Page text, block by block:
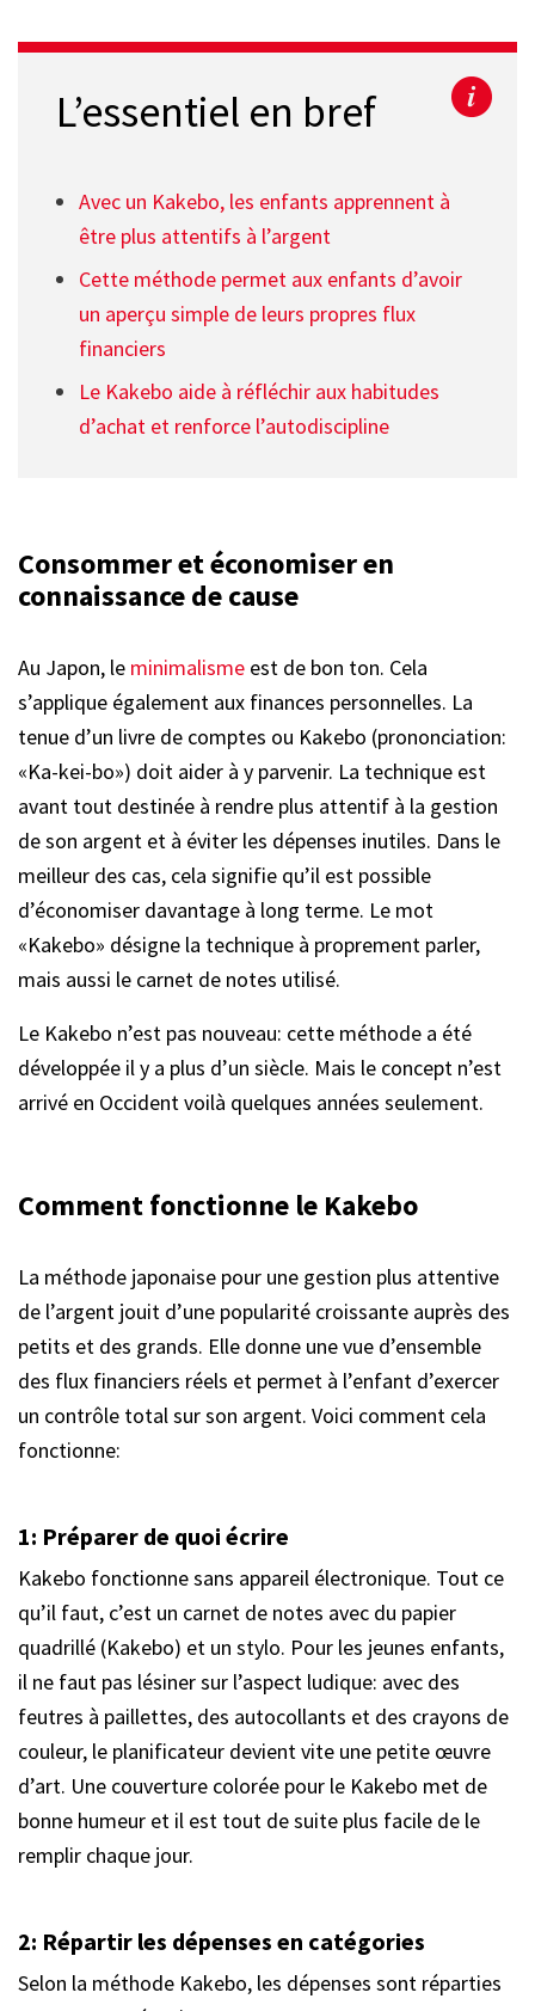
L’essentiel en bref
Avec un Kakebo, les enfants apprennent à
être plus attentifs à l’argent
Cette méthode permet aux enfants d’avoir
un aperçu simple de leurs propres flux
financiers
Le Kakebo aide à réfléchir aux habitudes
d’achat et renforce l’autodiscipline
Consommer et économiser en
connaissance de cause
Au Japon, le minimalisme est de bon ton. Cela
s’applique également aux finances personnelles. La
tenue d’un livre de comptes ou Kakebo (prononciation:
«Ka-kei-bo») doit aider à y parvenir. La technique est
avant tout destinée à rendre plus attentif à la gestion
de son argent et à éviter les dépenses inutiles. Dans le
meilleur des cas, cela signifie qu’il est possible
d’économiser davantage à long terme. Le mot
«Kakebo» désigne la technique à proprement parler,
mais aussi le carnet de notes utilisé.
Le Kakebo n’est pas nouveau: cette méthode a été
développée il y a plus d’un siècle. Mais le concept n’est
arrivé en Occident voilà quelques années seulement.
Comment fonctionne le Kakebo
La méthode japonaise pour une gestion plus attentive
de l’argent jouit d’une popularité croissante auprès des
petits et des grands. Elle donne une vue d’ensemble
des flux financiers réels et permet à l’enfant d’exercer
un contrôle total sur son argent. Voici comment cela
fonctionne:
1: Préparer de quoi écrire
Kakebo fonctionne sans appareil électronique. Tout ce
qu’il faut, c’est un carnet de notes avec du papier
quadrillé (Kakebo) et un stylo. Pour les jeunes enfants,
il ne faut pas lésiner sur l’aspect ludique: avec des
feutres à paillettes, des autocollants et des crayons de
couleur, le planificateur devient vite une petite œuvre
d’art. Une couverture colorée pour le Kakebo met de
bonne humeur et il est tout de suite plus facile de le
remplir chaque jour.
2: Répartir les dépenses en catégories
Selon la méthode Kakebo, les dépenses sont réparties